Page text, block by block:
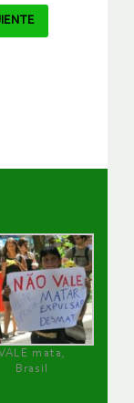
mata,
Brasil